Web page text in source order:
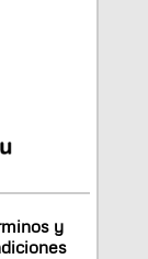
y